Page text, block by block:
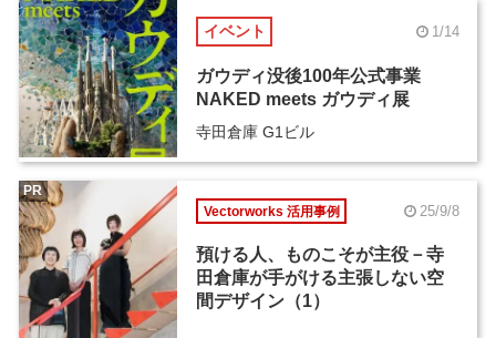
イベント 1/14
ガウディ没後100年公式事業
NAKED meets ガウディ展
寺田倉庫 G1ビル
Vectorworks 活用事例 25/9/8
預ける人、ものこそが主役－寺
田倉庫が手がける主張しない空
間デザイン（1）
PR